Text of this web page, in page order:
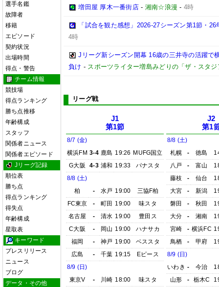
選手名鑑
故障者
移籍
エピソード
契約状況
出場時間
得点・警告
チーム情報
競技場
得点ランキング
勝ち点推移
年齢構成
スタッフ
関係者ニュース
関係者エピソード
Jリーグ記録
順位表
勝ち点
得点ランキング
得失点
年齢構成
星取表
キーワード
プレスリリース
ニュース
ブログ
データ・その他
増田屋 厚木一番街店- 湘南☆浪漫 - 4時
「試合を観た感想」2026-27シーズン第1節・
4時
Jリーグ新シーズン開幕 16歳の三井寺の活躍で
負け - スポーツライター増島みどりの「ザ・スタジ
リーグ戦
J1
第1節
8/7 (金)
横浜FM 3-4 鹿島 19:26 MUFG国立
G大阪
4-3 浦和 19:33
パナスタ
8/8 (土)
柏
- 水戸 19:00
三協F柏
FC東京
- 町田 19:00
味スタ
名古屋
- 清水 19:00
豊田ス
C大阪
- 岡山 19:00
ハナサカ
福岡
- 神戸 19:00
ベススタ
広島
- 千葉 19:15
Eピース
8/9 (日)
東京V
- 川崎 18:00
味スタ
J2
第1
8/8 (土)
札幌
- 徳島
八戸
- 富山
藤枝
- 仙台
大宮
- 新潟
磐田
- 秋田
大分
- 湘南
宮崎
- 横浜FC
鳥栖
- 甲府
8/9 (日)
いわき - 今治
山形
- 栃木C